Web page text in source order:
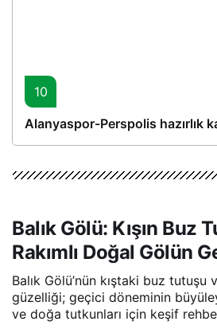
10
Alanyaspor-Perspolis hazırlık
Balık Gölü: Kışın Buz
Rakımlı Doğal Gölün
Balık Gölü’nün kıştaki buz tutuşu
güzelliği; geçici döneminin
ve doğa tutkunları için keşif